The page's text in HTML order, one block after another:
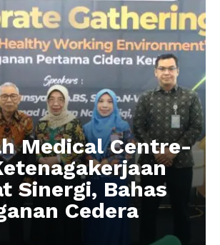
Medical Centre-
Sinergi, Bahas
Cedera